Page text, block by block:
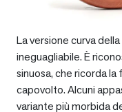
La versione curva
ineguagliabile. È
sinuosa, che ricorda
capovolto. Alcuni
variante più morbida